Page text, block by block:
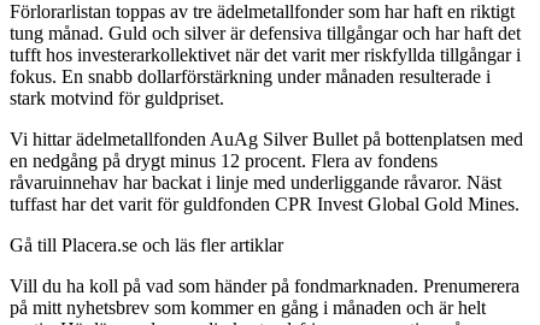
Förlorarlistan toppas av tre ädelmetallfonder som har haft en riktigt
tung månad. Guld och silver är defensiva tillgångar och har haft det
tufft hos investerarkollektivet när det varit mer riskfyllda tillgångar i
fokus. En snabb dollarförstärkning under månaden resulterade i
stark motvind för guldpriset.
Vi hittar ädelmetallfonden AuAg Silver Bullet på bottenplatsen med
en nedgång på drygt minus 12 procent. Flera av fondens
råvaruinnehav har backat i linje med underliggande råvaror. Näst
tuffast har det varit för guldfonden CPR Invest Global Gold Mines.
Gå till Placera.se och läs fler artiklar
Vill du ha koll på vad som händer på fondmarknaden. Prenumerera
på mitt nyhetsbrev som kommer en gång i månaden och är helt